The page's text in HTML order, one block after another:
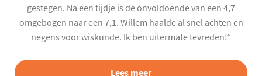
gestegen. Na een tijdje is de onvoldoende van een 4,7
omgebogen naar een 7,1. Willem haalde al snel achten en
negens voor wiskunde. Ik ben uitermate tevreden!”
Lees meer